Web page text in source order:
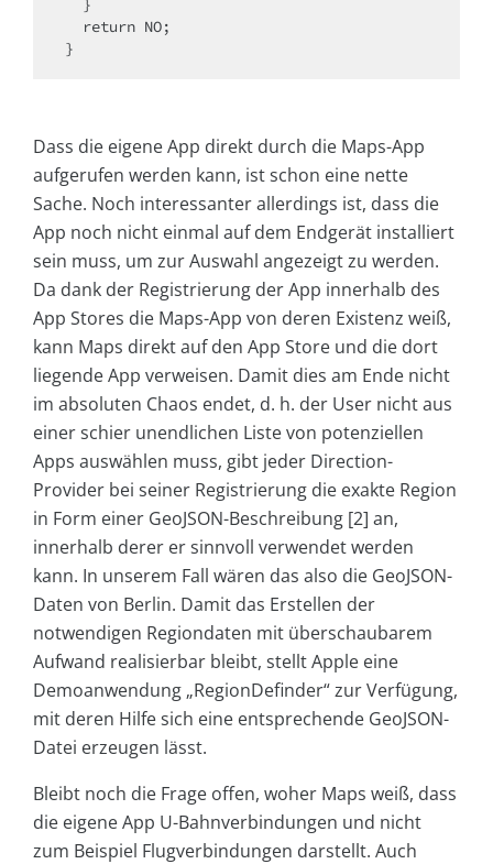
}
Dass die eigene App direkt durch die Maps-App
aufgerufen werden kann, ist schon eine nette
Sache. Noch interessanter allerdings ist, dass die
App noch nicht einmal auf dem Endgerät installiert
sein muss, um zur Auswahl angezeigt zu werden.
Da dank der Registrierung der App innerhalb des
App Stores die Maps-App von deren Existenz weiß,
kann Maps direkt auf den App Store und die dort
liegende App verweisen. Damit dies am Ende nicht
im absoluten Chaos endet, d. h. der User nicht aus
einer schier unendlichen Liste von potenziellen
Apps auswählen muss, gibt jeder Direction-
Provider bei seiner Registrierung die exakte Region
in Form einer GeoJSON-Beschreibung [2] an,
innerhalb derer er sinnvoll verwendet werden
kann. In unserem Fall wären das also die GeoJSON-
Daten von Berlin. Damit das Erstellen der
notwendigen Regiondaten mit überschaubarem
Aufwand realisierbar bleibt, stellt Apple eine
Demoanwendung „RegionDefinder“ zur Verfügung,
mit deren Hilfe sich eine entsprechende GeoJSON-
Datei erzeugen lässt.
Bleibt noch die Frage offen, woher Maps weiß, dass
die eigene App U-Bahnverbindungen und nicht
zum Beispiel Flugverbindungen darstellt. Auch